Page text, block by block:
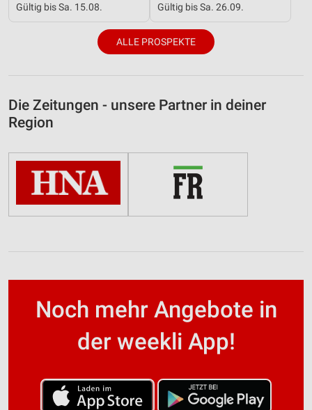
Gültig bis Sa. 15.08. Gültig bis Sa. 26.09.
ALLE PROSPEKTE
Die Zeitungen - unsere Partner in deiner
Region
Noch mehr Angebote in
der weekli App!